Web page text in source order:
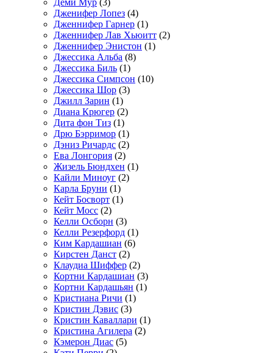
Деми Мур (3)
Дженифер Лопез (4)
Дженнифер Гарнер (1)
Дженнифер Лав Хьюитт (2)
Дженнифер Энистон (1)
Джессика Альба (8)
Джессика Биль (1)
Джессика Симпсон (10)
Джессика Шор (3)
Джилл Зарин (1)
Диана Крюгер (2)
Дита фон Тиз (1)
Дрю Бэрримор (1)
Дэниз Ричардс (2)
Ева Лонгория (2)
Жизель Бюндхен (1)
Кайли Миноуг (2)
Карла Бруни (1)
Кейт Босворт (1)
Кейт Мосс (2)
Келли Осборн (3)
Келли Резерфорд (1)
Ким Кардашиан (6)
Кирстен Данст (2)
Клаудиа Шиффер (2)
Кортни Кардашиан (3)
Кортни Кардашьян (1)
Кристиана Ричи (1)
Кристин Дэвис (3)
Кристин Каваллари (1)
Кристина Агилера (2)
Кэмерон Диас (5)